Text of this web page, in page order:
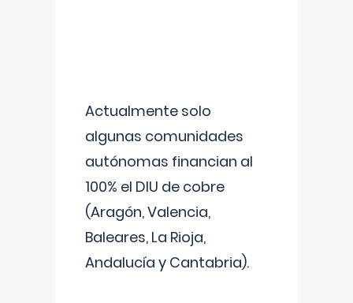
Actualmente solo
algunas comunidades
autónomas financian al
100% el DIU de cobre
(Aragón, Valencia,
Baleares, La Rioja,
Andalucía y Cantabria).